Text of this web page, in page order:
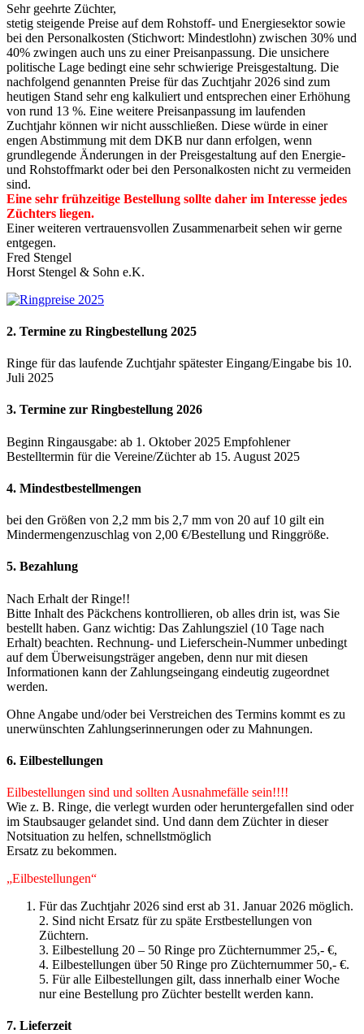
Sehr geehrte Züchter,
stetig steigende Preise auf dem Rohstoff- und Energiesektor sowie
bei den Personalkosten (Stichwort: Mindestlohn) zwischen 30% und
40% zwingen auch uns zu einer Preisanpassung. Die unsichere
politische Lage bedingt eine sehr schwierige Preisgestaltung. Die
nachfolgend genannten Preise für das Zuchtjahr 2026 sind zum
heutigen Stand sehr eng kalkuliert und entsprechen einer Erhöhung
von rund 13 %. Eine weitere Preisanpassung im laufenden
Zuchtjahr können wir nicht ausschließen. Diese würde in einer
engen Abstimmung mit dem DKB nur dann erfolgen, wenn
grundlegende Änderungen in der Preisgestaltung auf den Energie-
und Rohstoffmarkt oder bei den Personalkosten nicht zu vermeiden
sind.
Eine sehr frühzeitige Bestellung sollte daher im Interesse jedes
Züchters liegen.
Einer weiteren vertrauensvollen Zusammenarbeit sehen wir gerne
entgegen.
Fred Stengel
Horst Stengel & Sohn e.K.
2. Termine zu Ringbestellung 2025
Ringe für das laufende Zuchtjahr spätester Eingang/Eingabe bis 10.
Juli 2025
3. Termine zur Ringbestellung 2026
Beginn Ringausgabe: ab 1. Oktober 2025 Empfohlener
Bestelltermin für die Vereine/Züchter ab 15. August 2025
4. Mindestbestellmengen
bei den Größen von 2,2 mm bis 2,7 mm von 20 auf 10 gilt ein
Mindermengenzuschlag von 2,00 €/Bestellung und Ringgröße.
5. Bezahlung
Nach Erhalt der Ringe!!
Bitte Inhalt des Päckchens kontrollieren, ob alles drin ist, was Sie
bestellt haben. Ganz wichtig: Das Zahlungsziel (10 Tage nach
Erhalt) beachten. Rechnung- und Lieferschein-Nummer unbedingt
auf dem Überweisungsträger angeben, denn nur mit diesen
Informationen kann der Zahlungseingang eindeutig zugeordnet
werden.
Ohne Angabe und/oder bei Verstreichen des Termins kommt es zu
unerwünschten Zahlungserinnerungen oder zu Mahnungen.
6. Eilbestellungen
Eilbestellungen sind und sollten Ausnahmefälle sein!!!!
Wie z. B. Ringe, die verlegt wurden oder heruntergefallen sind oder
im Staubsauger gelandet sind. Und dann dem Züchter in dieser
Notsituation zu helfen, schnellstmöglich
Ersatz zu bekommen.
„Eilbestellungen“
Für das Zuchtjahr 2026 sind erst ab 31. Januar 2026 möglich.
2. Sind nicht Ersatz für zu späte Erstbestellungen von
Züchtern.
3. Eilbestellung 20 – 50 Ringe pro Züchternummer 25,- €,
4. Eilbestellungen über 50 Ringe pro Züchternummer 50,- €.
5. Für alle Eilbestellungen gilt, dass innerhalb einer Woche
nur eine Bestellung pro Züchter bestellt werden kann.
7. Lieferzeit